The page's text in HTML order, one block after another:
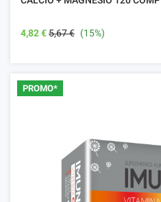
4,82 €5,67 € (15%)
PROMO*